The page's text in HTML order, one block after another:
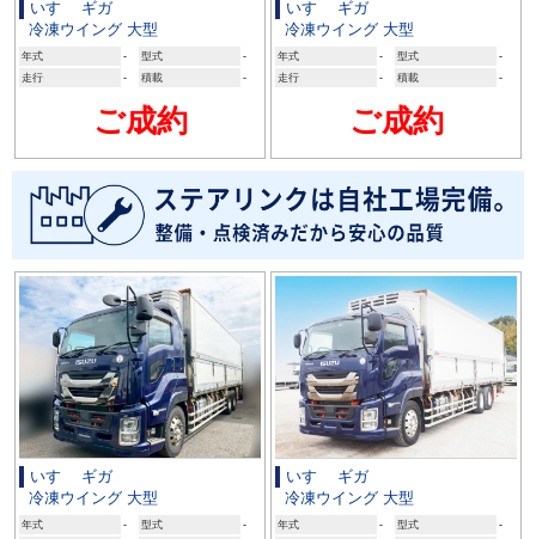
いすゞ ギガ
冷凍ウイング 大型
年式 - 型式
-
走行
- 積載 -
ご成約
いすゞ ギガ
冷凍ウイング 大型
年式 - 型式
-
走行
- 積載 -
ご成約
いすゞ ギガ
冷凍ウイング 大型
年式 - 型式
-
いすゞ ギガ
冷凍ウイング 大型
年式 - 型式
-